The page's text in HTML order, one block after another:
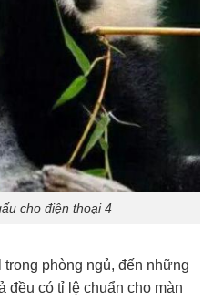
cho điện thoại 4
phòng ngủ, đến những
đều có tỉ lệ chuẩn cho màn